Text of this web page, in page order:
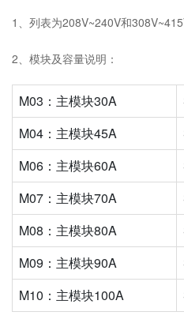
1、列表为208V~240V和
2、模块及容量说明：
M03：主模块30A
M04：主模块45A
M06：主模块60A
M07：主模块70A
M08：主模块80A
M09：主模块90A
M10：主模块100A